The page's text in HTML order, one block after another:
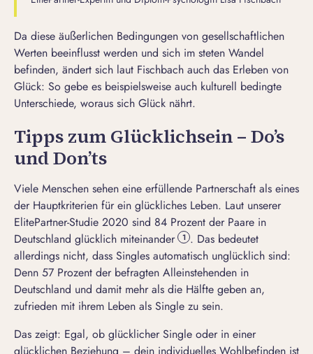
Da diese äußerlichen Bedingungen von gesellschaftlichen
Werten beeinflusst werden und sich im steten Wandel
befinden, ändert sich laut Fischbach auch das Erleben von
Glück: So gebe es beispielsweise auch kulturell bedingte
Unterschiede, woraus sich Glück nährt.
Tipps zum Glücklichsein – Do’s
und Don’ts
Viele Menschen sehen eine erfüllende Partnerschaft als eines
der Hauptkriterien für ein glückliches Leben. Laut unserer
ElitePartner-Studie 2020 sind 84 Prozent der Paare in
Deutschland glücklich miteinander
1 . Das bedeutet
allerdings nicht, dass Singles automatisch unglücklich sind:
Denn 57 Prozent der befragten Alleinstehenden in
Deutschland und damit mehr als die Hälfte geben an,
zufrieden mit ihrem Leben als Single zu sein.
Das zeigt: Egal, ob glücklicher Single oder in einer